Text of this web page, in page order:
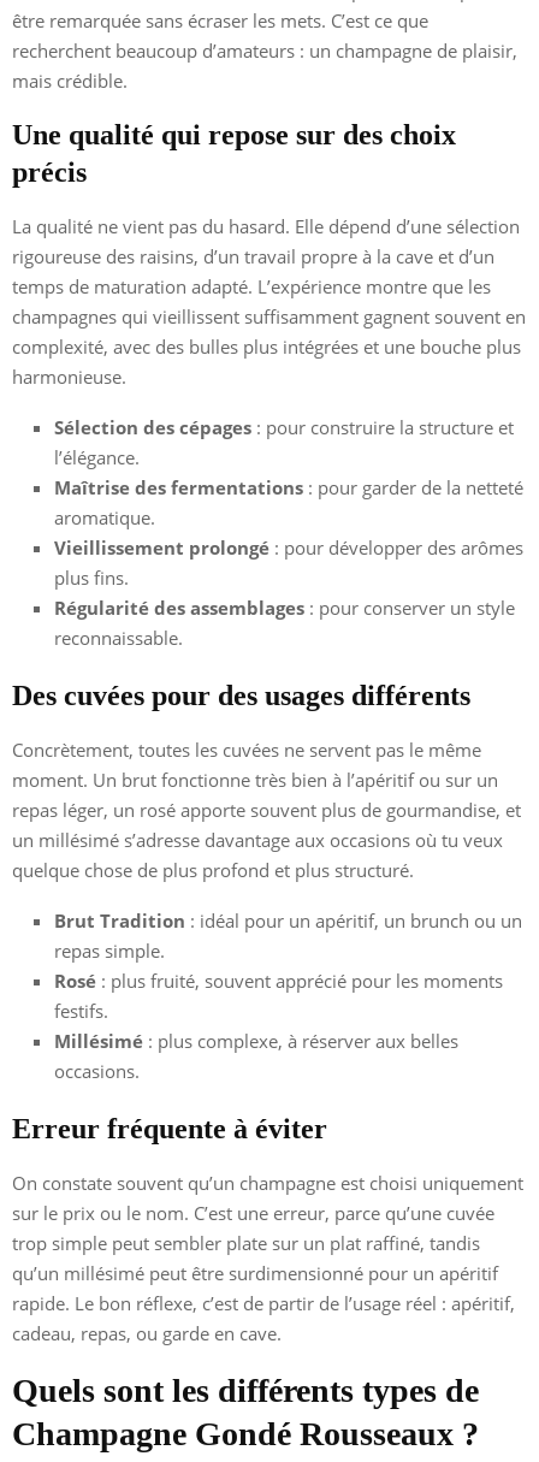
être remarquée sans écraser les mets. C’est ce que
recherchent beaucoup d’amateurs : un champagne de plaisir,
mais crédible.
Une qualité qui repose sur des choix
précis
La qualité ne vient pas du hasard. Elle dépend d’une sélection
rigoureuse des raisins, d’un travail propre à la cave et d’un
temps de maturation adapté. L’expérience montre que les
champagnes qui vieillissent suffisamment gagnent souvent en
complexité, avec des bulles plus intégrées et une bouche plus
harmonieuse.
Sélection des cépages : pour construire la structure et
l’élégance.
Maîtrise des fermentations : pour garder de la netteté
aromatique.
Vieillissement prolongé : pour développer des arômes
plus fins.
Régularité des assemblages : pour conserver un style
reconnaissable.
Des cuvées pour des usages différents
Concrètement, toutes les cuvées ne servent pas le même
moment. Un brut fonctionne très bien à l’apéritif ou sur un
repas léger, un rosé apporte souvent plus de gourmandise, et
un millésimé s’adresse davantage aux occasions où tu veux
quelque chose de plus profond et plus structuré.
Brut Tradition : idéal pour un apéritif, un brunch ou un
repas simple.
Rosé : plus fruité, souvent apprécié pour les moments
festifs.
Millésimé : plus complexe, à réserver aux belles
occasions.
Erreur fréquente à éviter
On constate souvent qu’un champagne est choisi uniquement
sur le prix ou le nom. C’est une erreur, parce qu’une cuvée
trop simple peut sembler plate sur un plat raffiné, tandis
qu’un millésimé peut être surdimensionné pour un apéritif
rapide. Le bon réflexe, c’est de partir de l’usage réel : apéritif,
cadeau, repas, ou garde en cave.
Quels sont les différents types de
Champagne Gondé Rousseaux ?